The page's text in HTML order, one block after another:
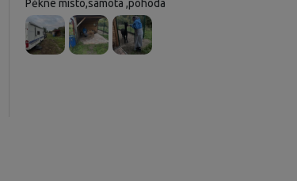
Pěkné místo,samota ,pohoda